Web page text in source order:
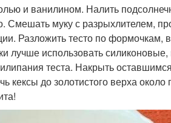
и ванилином. Налить
Смешать муку с разрыхлителем,
Разложить тесто по формочкам,
лучше использовать
теста. Накрыть
кексы до золотистого верха